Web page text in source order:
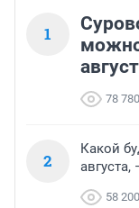
1
78 780
2
Какой
58 200